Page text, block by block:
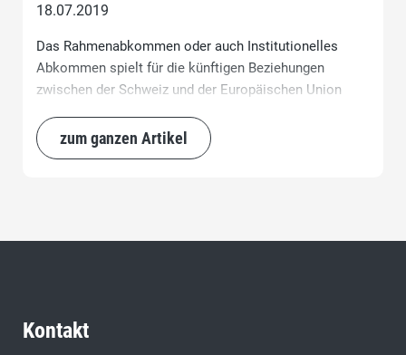
18.07.2019
Das Rahmenabkommen oder auch Institutionelles
Abkommen spielt für die künftigen Beziehungen
zwischen der Schweiz und der Europäischen Union
umstritten wie folgenreich. Die beiden Bündner
Nationalräte Magdalena Martullo – Blocher und Heinz
zum ganzen Artikel
Kontakt